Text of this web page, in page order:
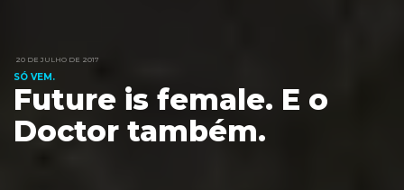
20 DE JULHO DE 2017
SÓ VEM.
Future is female. E o
Doctor também.